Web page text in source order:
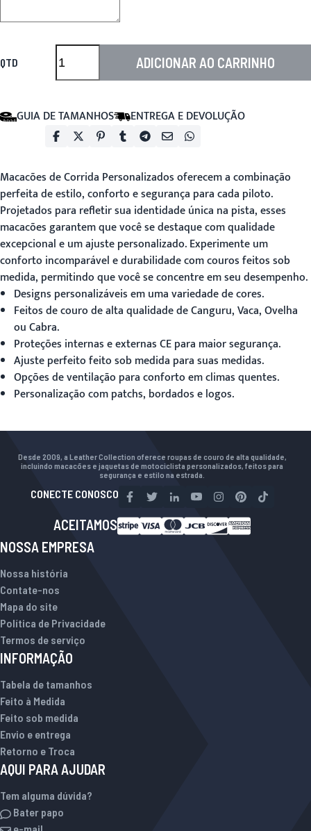
QTD ADICIONAR AO CARRINHO
GUIA DE TAMANHOS ENTREGA E DEVOLUÇÃO
Macacões de Corrida Personalizadosoferecem a combinação
perfeita de estilo, conforto e segurança para cada piloto.
Projetados para refletir sua identidade única na pista, esses
macacões garantem que você se destaque com qualidade
excepcional e um ajuste personalizado. Experimente um
conforto incomparável e durabilidade com couros feitos sob
medida, permitindo que você se concentre em seu desempenho.
Designs personalizáveis em uma variedade de cores.
Feitos de couro de alta qualidade de Canguru, Vaca, Ovelha
ou Cabra.
Proteções internas e externas CE para maior segurança.
Ajuste perfeito feito sob medida para suas medidas.
Opções de ventilação para conforto em climas quentes.
Personalização com patchs, bordados e logos.
Desde 2009, a Leather Collection oferece roupas de couro de alta qualidade,
incluindo macacões e jaquetas de motociclista personalizados, feitos para
segurança e estilo na estrada.
CONECTE CONOSCO
ACEITAMOS
NOSSA EMPRESA
Nossa história
Contate-nos
Mapa do site
Política de Privacidade
Termos de serviço
INFORMAÇÃO
Tabela de tamanhos
Feito à Medida
Feito sob medida
Envio e entrega
Retorno e Troca
AQUI PARA AJUDAR
Tem alguma dúvida?
Bater papo